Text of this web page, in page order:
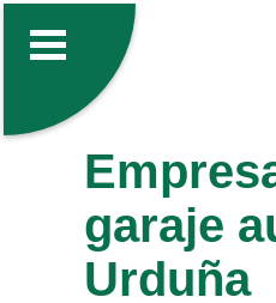
garaje
Urduña